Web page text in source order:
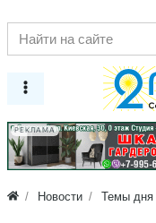
РЕКЛАМА
Новости Темы дня